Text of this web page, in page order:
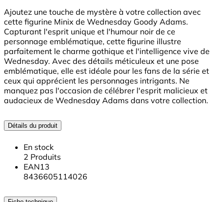
Ajoutez une touche de mystère à votre collection avec
cette figurine Minix de Wednesday Goody Adams.
Capturant l'esprit unique et l'humour noir de ce
personnage emblématique, cette figurine illustre
parfaitement le charme gothique et l'intelligence vive de
Wednesday. Avec des détails méticuleux et une pose
emblématique, elle est idéale pour les fans de la série et
ceux qui apprécient les personnages intrigants. Ne
manquez pas l'occasion de célébrer l'esprit malicieux et
audacieux de Wednesday Adams dans votre collection.
Détails du produit
En stock
2 Produits
EAN13
8436605114026